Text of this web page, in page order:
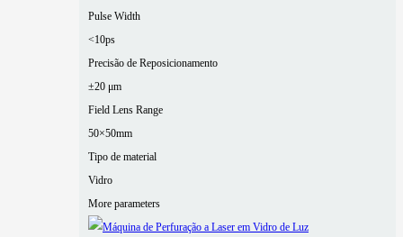
Pulse Width
<10ps
Precisão de Reposicionamento
±20 μm
Field Lens Range
50×50mm
Tipo de material
Vidro
More parameters